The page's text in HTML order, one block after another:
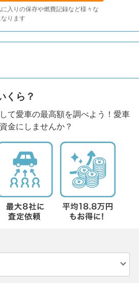
入りの保存や燃費記録など様々な
ります
くら？
て愛車の最高額を調べよう！愛車
金にしませんか？